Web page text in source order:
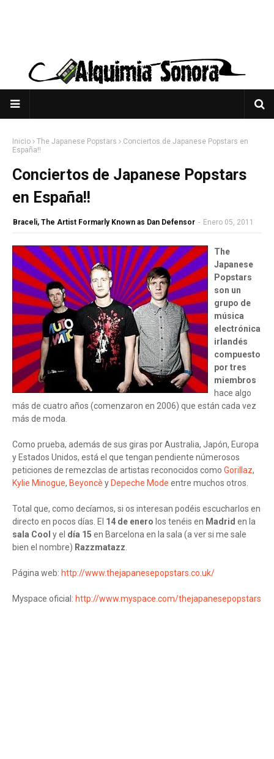
Inicio The Japanese Popstars
Conciertos de Japanese Popstars en
España!!
Conciertos de Japanese Popstars
en España!!
Braceli, The Artist Formarly Known as Dan Defensor - Enero 05, 2011
The
Japanese
Popstars
son un
grupo de
música
electrónica
irlandés
compuesto
por tres
miembros
hace algo
más de cuatro años (comenzaron en 2006) que están cada vez
más de moda.
Como prueba, además de sus giras por Australia, Japón, Europa
y Estados Unidos, está el que tengan pendiente númerosos
peticiones de remezclas de artistas reconocidos como Gorillaz,
Kylie Minogue, Beyoncè y Depeche Mode entre muchos otros.
Total que, como decíamos, si os interesan podéis escucharlos en
directo en pocos días. El 14 de enero los tenéis en Madrid en la
sala Cool y el día 15 en Barcelona en la sala (a ver si me sale
bien el nombre) Razzmatazz.
Página web: http://www.thejapanesepopstars.co.uk/
Myspace oficial: http://www.myspace.com/thejapanesepopstars